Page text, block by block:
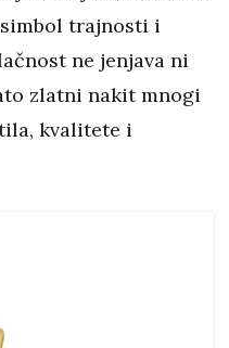
trajnosti i
ne jenjava ni
zlatni nakit mnogi
kvalitete i